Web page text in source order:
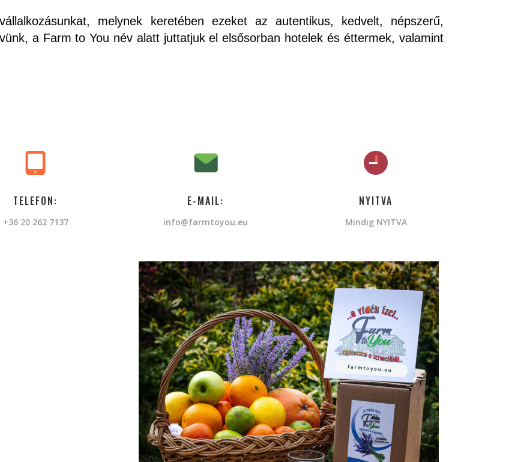
melynek keretében ezeket az autentikus, kedvelt, népszerű,
a Farm to You név alatt juttatjuk el elsősorban hotelek és éttermek, valamint
TELEFON:
+36 20 262 7137
E-MAIL:
info@farmtoyou.eu
NYITVA
Mindig NYITVA